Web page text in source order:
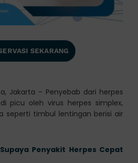
SEKARANG
Jakarta – Penyebab dari herpes
picu oleh virus herpes simplex,
seperti timbul lentingan berisi air
Penyakit Herpes Cepat